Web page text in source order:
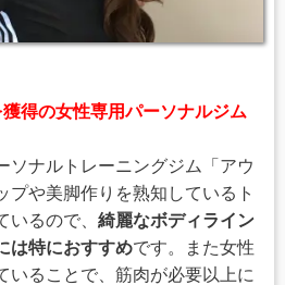
得の女性専用パーソナルジム
ソナルトレーニングジム「アウ
プや美脚作りを熟知しているト
いるので、 綺麗なボディライン
は特におすすめです。また女性
いることで、筋肉が必要以上に